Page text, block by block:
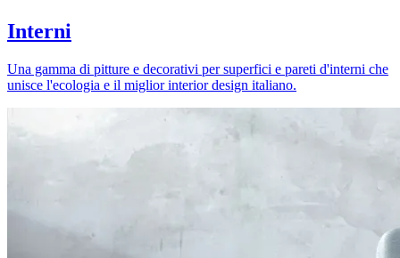
Interni
Una gamma di pitture e decorativi per superfici e pareti d'interni che
unisce l'ecologia e il miglior interior design italiano.